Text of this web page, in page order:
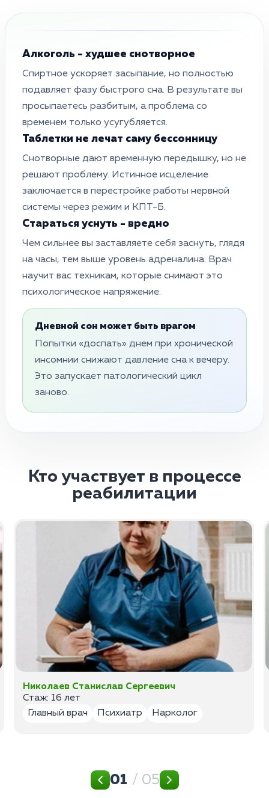
Алкоголь - худшее снотворное
Спиртное ускоряет засыпание, но полностью
подавляет фазу быстрого сна. В результате вы
просыпаетесь разбитым, а проблема со
временем только усугубляется.
Таблетки не лечат саму бессонницу
Снотворные дают временную передышку, но не
решают проблему. Истинное исцеление
заключается в перестройке работы нервной
системы через режим и КПТ-Б.
Стараться уснуть - вредно
Чем сильнее вы заставляете себя заснуть, глядя
на часы, тем выше уровень адреналина. Врач
научит вас техникам, которые снимают это
психологическое напряжение.
Дневной сон может быть врагом
Попытки «доспать» днем при хронической
инсомнии снижают давление сна к вечеру.
Это запускает патологический цикл
заново.
Кто участвует в процессе
реабилитации
Николаев Станислав Сергеевич
Стаж: 16 лет
Главный врач
Психиатр Нарколог
01 / 05